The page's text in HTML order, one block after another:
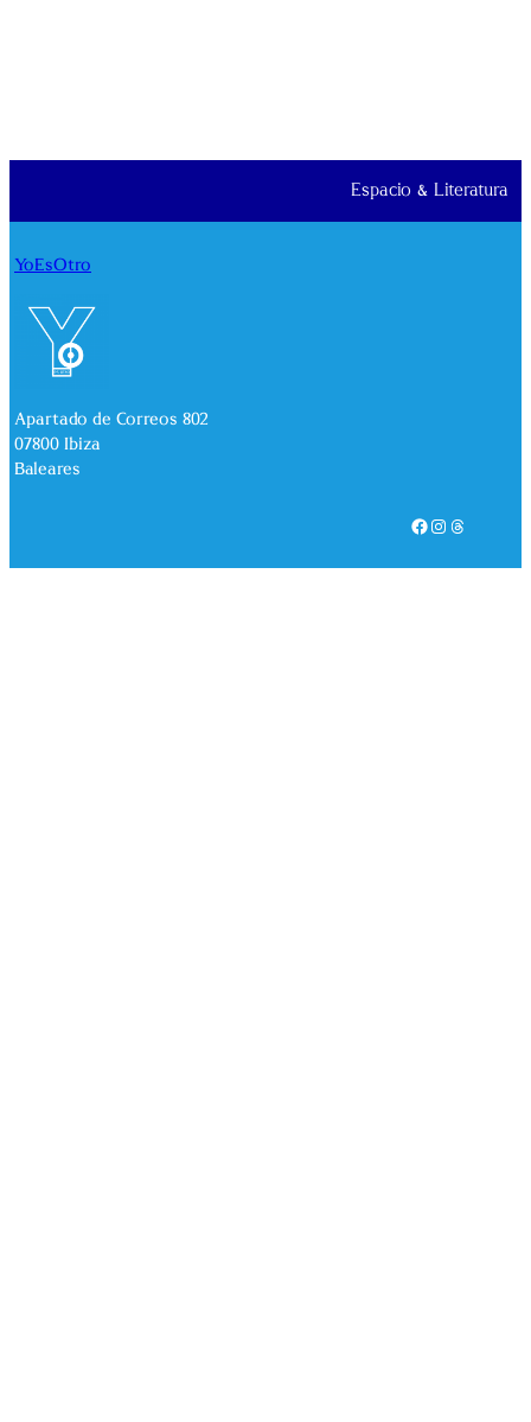
Espacio & Literatura
YoEsOtro
Apartado de Correos 802
07800 Ibiza
Baleares
Facebook
Instagram
Threads